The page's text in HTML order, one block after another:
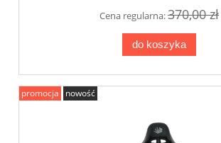
Cena regularna:370,00 zł
do koszyka
promocja nowość